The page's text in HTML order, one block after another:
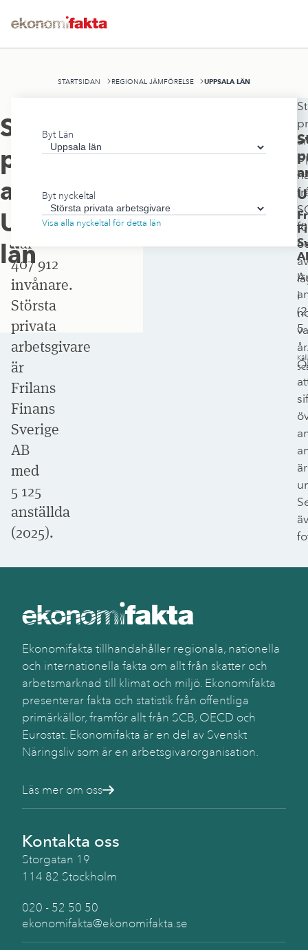
STARTSIDAN REGIONAL JÄMFÖRELSE UPPSALA LÄN
Största
privata
arbetsgivare
Uppsala
län
omfattar
kvadratkilometer
har
407 912
invånare.
Största
privata
arbetsgivare
är
Frilans
Finans
Sverige
AB
med
5 125
anställda
(2025).
Byt Län
Byt nyckeltal
Visa alla nyckeltal för detta län
(
5
i
år.
är
Ekonomifakta tillhandahåller regionala, nationella
och internationella fakta om allt från skatter och
arbetsmarknad till klimat och miljö. Ekonomifakta
presenterar fakta och statistik från offentliga
primärkällor, framför allt från SCB, OECD och
Eurostat. Ekonomifakta är en del av Svenskt
Näringsliv som är en arbetsgivarorganisation.
Läs mer om oss
Kontakta oss
Storgatan 19
114 82 Stockholm
020 - 52 50 50
ekonomifakta@ekonomifakta.se